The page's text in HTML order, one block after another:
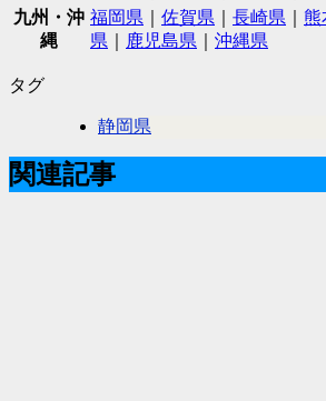
九州・沖
縄
福岡県 佐賀県 長崎県 熊
県
鹿児島県 沖縄県
タグ
静岡県
関連記事